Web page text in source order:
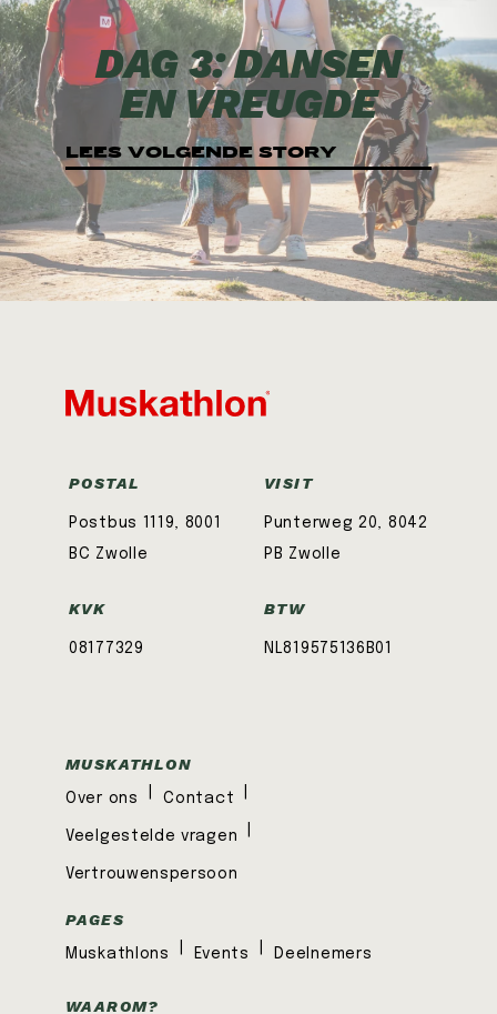
DAG 3: DANSEN
EN VREUGDE
LEES VOLGENDE STORY
POSTAL
Postbus 1119, 8001
BC Zwolle
VISIT
Punterweg 20, 8042
PB Zwolle
KVK
08177329
BTW
NL819575136B01
MUSKATHLON
Over ons Contact
Veelgestelde vragen
Vertrouwenspersoon
PAGES
Muskathlons Events Deelnemers
WAAROM?